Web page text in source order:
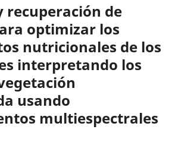
recuperación de
optimizar los
nutricionales de los
interpretando los
usando
multiespectrales